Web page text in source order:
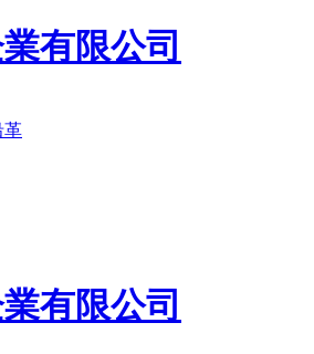
有限公司
革
有限公司